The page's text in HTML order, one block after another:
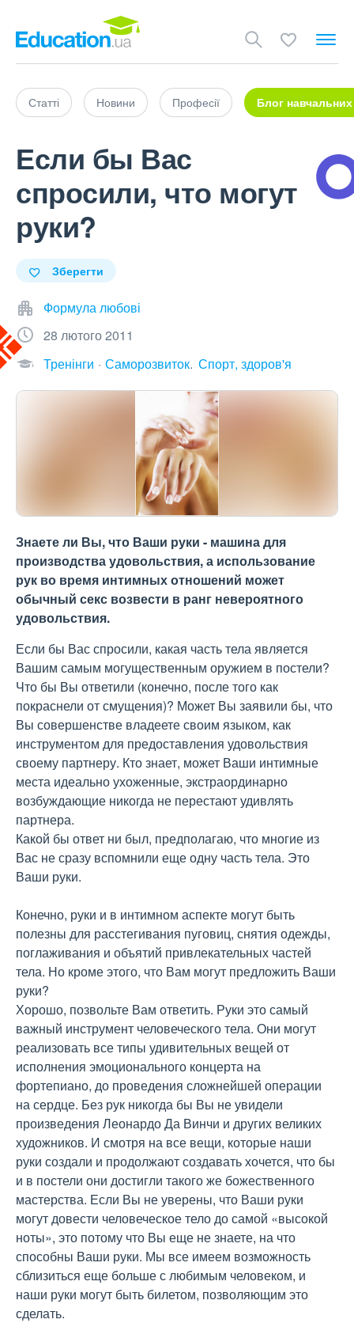
Статті Новини Професії Блог навчальних
Если бы Вас
спросили, что могут
руки?
Зберегти
Формула любові
28 лютого 2011
Тренінги
Саморозвиток Спорт, здоров'я
Знаете ли Вы, что Ваши руки - машина для
производства удовольствия, а использование
рук во время интимных отношений может
обычный секс возвести в ранг невероятного
удовольствия.
Если бы Вас спросили, какая часть тела является
Вашим самым могущественным оружием в постели?
Что бы Вы ответили (конечно, после того как
покраснели от смущения)? Может Вы заявили бы, что
Вы совершенстве владеете своим языком, как
инструментом для предоставления удовольствия
своему партнеру. Кто знает, может Ваши интимные
места идеально ухоженные, экстраординарно
возбуждающие никогда не перестают удивлять
партнера.
Какой бы ответ ни был, предполагаю, что многие из
Вас не сразу вспомнили еще одну часть тела. Это
Ваши руки.
Конечно, руки и в интимном аспекте могут быть
полезны для расстегивания пуговиц, снятия одежды,
поглаживания и объятий привлекательных частей
тела. Но кроме этого, что Вам могут предложить Ваши
руки?
Хорошо, позвольте Вам ответить. Руки это самый
важный инструмент человеческого тела. Они могут
реализовать все типы удивительных вещей от
исполнения эмоционального концерта на
фортепиано, до проведения сложнейшей операции
на сердце. Без рук никогда бы Вы не увидели
произведения Леонардо Да Винчи и других великих
художников. И смотря на все вещи, которые наши
руки создали и продолжают создавать хочется, что бы
и в постели они достигли такого же божественного
мастерства. Если Вы не уверены, что Ваши руки
могут довести человеческое тело до самой «высокой
ноты», это потому что Вы еще не знаете, на что
способны Ваши руки. Мы все имеем возможность
сблизиться еще больше с любимым человеком, и
наши руки могут быть билетом, позволяющим это
сделать.